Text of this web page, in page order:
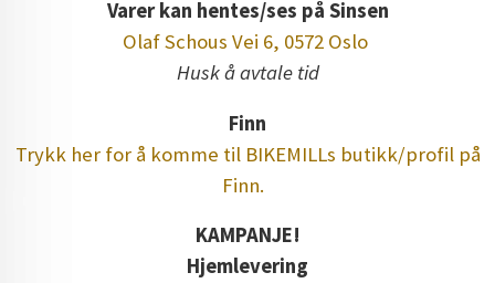
Varer kan hentes/ses på Sinsen
Olaf Schous Vei 6, 0572 Oslo
Husk å avtale tid
Finn
Trykk her for å komme til BIKEMILLs butikk/profil på
Finn.
KAMPANJE!
Hjemlevering